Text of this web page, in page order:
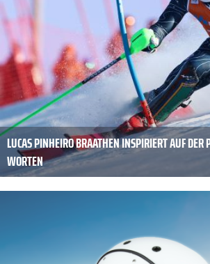
LUCAS PINHEIRO BRAATHEN INSPIRIERT AUF
WORTEN